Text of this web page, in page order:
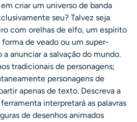
criar um universo de banda
seu? Talvez seja
com orelhas de elfo, um espírito
de veado ou um super-
anunciar a salvação do mundo.
tradicionais de personagens;
personagens de
apenas de texto. Descreva a
interpretará as palavras
de desenhos animados